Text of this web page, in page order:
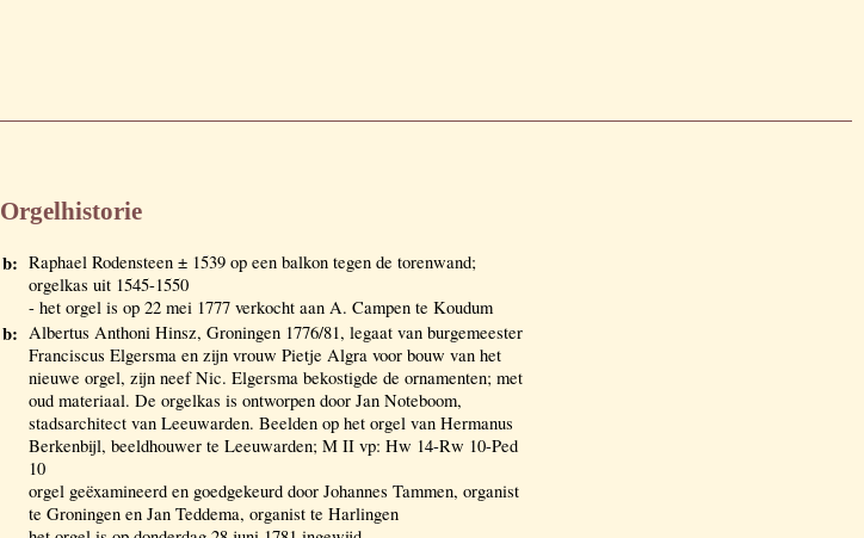
Orgelhistorie
b: Raphael Rodensteen ± 1539 op een balkon tegen de torenwand;
orgelkas uit 1545-1550
- het orgel is op 22 mei 1777 verkocht aan A. Campen te Koudum
b: Albertus Anthoni Hinsz, Groningen 1776/81, legaat van burgemeester
Franciscus Elgersma en zijn vrouw Pietje Algra voor bouw van het
nieuwe orgel, zijn neef Nic. Elgersma bekostigde de ornamenten; met
oud materiaal. De orgelkas is ontworpen door Jan Noteboom,
stadsarchitect van Leeuwarden. Beelden op het orgel van Hermanus
Berkenbijl, beeldhouwer te Leeuwarden; M II vp: Hw 14-Rw 10-Ped
10
orgel geëxamineerd en goedgekeurd door Johannes Tammen, organist
te Groningen en Jan Teddema, organist te Harlingen